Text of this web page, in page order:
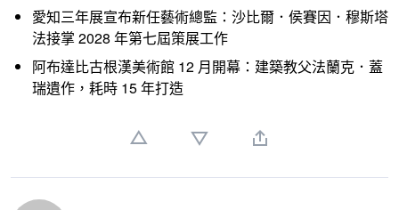
愛知三年展宣布新任藝術總監：沙比爾．侯賽因．穆斯塔
法接掌 2028 年第七屆策展工作
阿布達比古根漢美術館 12 月開幕：建築教父法蘭克．蓋
瑞遺作，耗時 15 年打造